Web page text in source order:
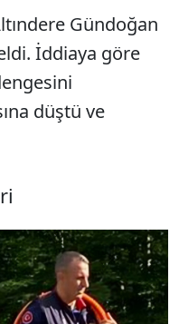
Gündoğan
İddiaya göre
düştü ve
Sesi Aç